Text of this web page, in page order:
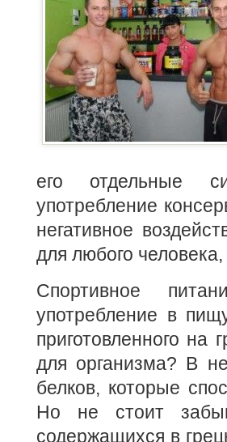
его отдельные
употребление
негативное
для любого
Спортивное
употребление в
приготовленного на
для организма? В
белков, которые
Но не стоит
содержащихся в